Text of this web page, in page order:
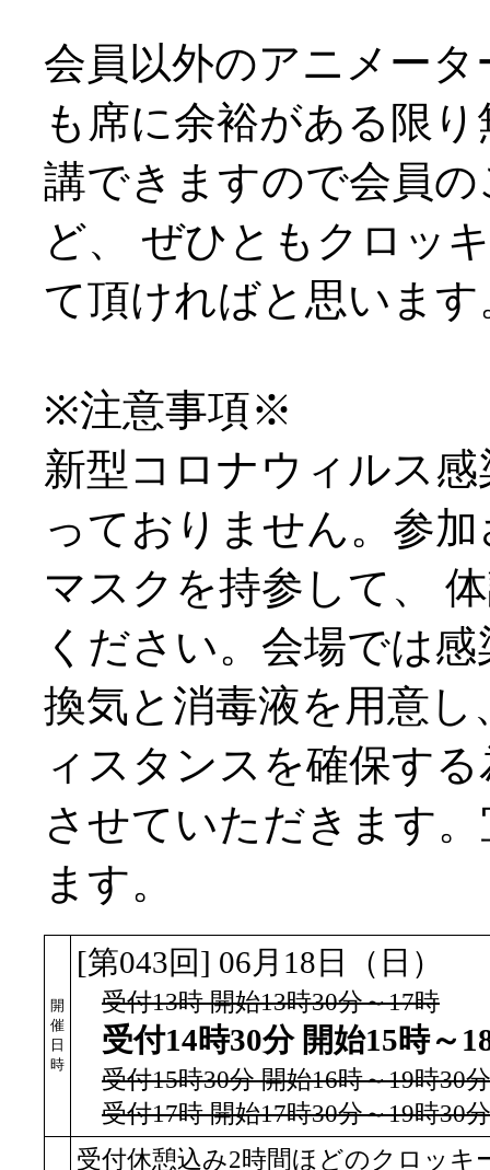
会員以外のアニメータ
も席に余裕がある限
講できますので会員
ど、 ぜひともクロッ
て頂ければと思います
※注意事項※
新型コロナウィルス
っておりません。参
マスクを持参して、
ください。会場では
換気と消毒液を用意
ィスタンスを確保す
させていただきます
ます。
開
催
日
時
[第043回] 06月18日（日）
受付13時 開始13時30分～17時
受付14時30分 開始15時～
受付15時30分 開始16時～19時30分
受付17時 開始17時30分～19時30分
受付休憩込み2時間ほどのクロッキ